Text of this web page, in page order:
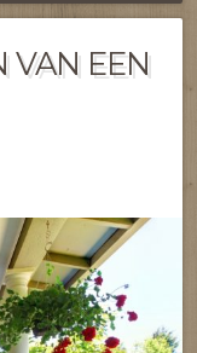
VAN EEN